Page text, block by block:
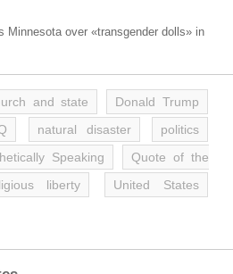
Minnesota over «transgender dolls» in
and state
Donald Trump
natural disaster
politics
Speaking
Quote of the
liberty
United States